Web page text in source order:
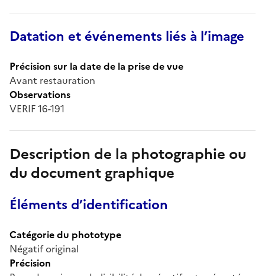
Datation et événements liés à l’image
Précision sur la date de la prise de vue
Avant restauration
Observations
VERIF 16-191
Description de la photographie ou
du document graphique
Éléments d’identification
Catégorie du phototype
Négatif original
Précision